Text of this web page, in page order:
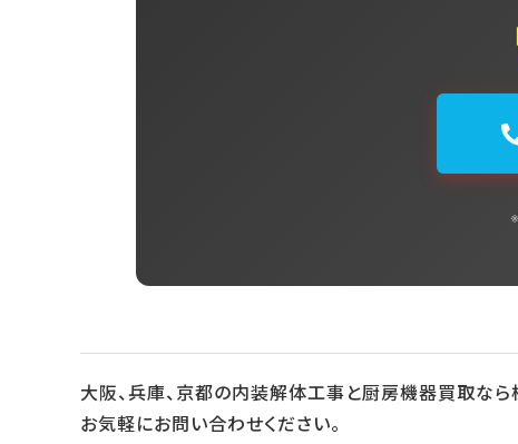
大阪、兵庫、京都の内装解体工事と厨房機器買取なら
お気軽にお問い合わせください。